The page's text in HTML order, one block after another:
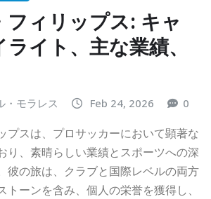
フィリップス: キャ
イト、主な業績、
・モラレス Feb 24, 2026 0
プスは、プロサッカーにおいて顕著な
り、素晴らしい業績とスポーツへの深
彼の旅は、クラブと国際レベルの両方
トーンを含み、個人の栄誉を獲得し、